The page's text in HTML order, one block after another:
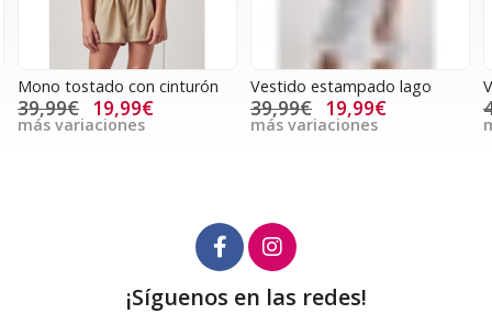
Mono tostado con cinturón
39,99€ 19,99€
más variaciones
Vestido estampado lago
39,99€ 19,99€
más variaciones
¡Síguenos en las redes!